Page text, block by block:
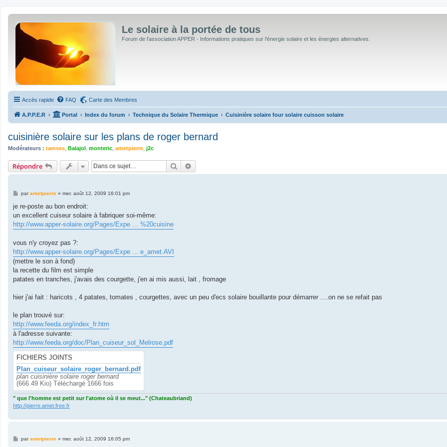
Le solaire à la portée de tous
Forum de l'association APPER - Informations pratiques sur l'énergie solaire et les énergies alternatives.
Accès rapide FAQ Carte des Membres
A.P.P.E.R Portal Index du forum Technique du Solaire Thermique Cuisinière solaire four solaire cuisson solaire
cuisinière solaire sur les plans de roger bernard
Modérateurs : ramses Balajol monteric ametpierre j2c
Répondre Rechercher
M
s
a
g
e
parametpierre» mer. août 12, 2009 16:01 pm
je re-poste au bon endroit:
un excellent cuiseur solaire à fabriquer soi-même:
http://www.apper-solaire.org/Pages/Expe ... %20cuisine
vous n'y croyez pas ?:
http://www.apper-solaire.org/Pages/Expe ... e_amet.AVI
(mettre le son à fond)
la recette du film est simple
patates en tranches, j'avais des courgette, j'en ai mis aussi, lait , fromage
hier j'ai fait : haricots , 4 patates, tomates , courgettes, avec un peu d'ecs solaire bouillante pour démarrer ....on ne se refait pas
le plan trouvé sur:
http://www.feeda.org/index_fr.htm
à l'adresse suivante:
http://www.feeda.org/doc/Plan_cuiseur_sol_Melrose.pdf
FICHIERS JOINTS
Plan_cuiseur_solaire_roger_bernard.pdf
plan cuisinière solaire roger bernard
(666.49 Kio) Téléchargé 1666 fois
" que l'homme est petit sur l'atome où il se meut..." (Chateaubriand)
http://pierre.amet.free.fr
Mparametpierre» mer. août 12, 2009 16:05 pm